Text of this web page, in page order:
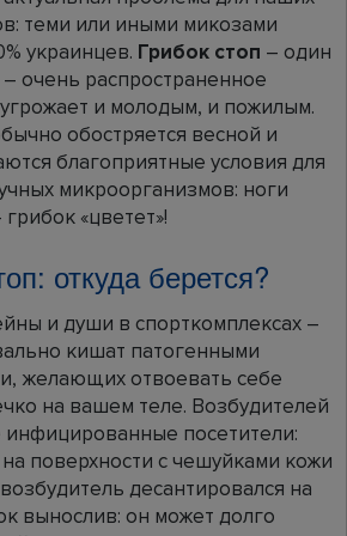
теми или иными микозами
украинцев. Грибок стоп – один
очень распространенное
и молодым, и пожилым.
обостряется весной и
благоприятные условия для
микроорганизмов: ноги
«цветет»!
откуда берется?
и души в спорткомплексах –
кишат патогенными
желающих отвоевать себе
на вашем теле. Возбудителей
инфицированные посетители:
поверхности с чешуйками кожи
десантировался на
вынослив: он может долго